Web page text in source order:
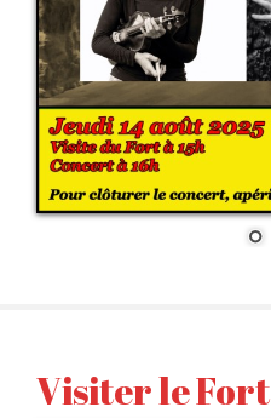
Visiter le Fort